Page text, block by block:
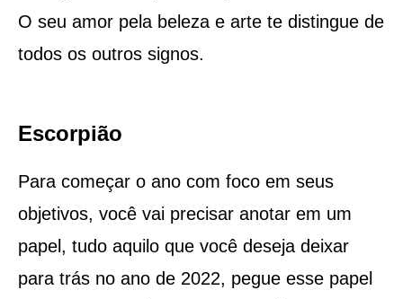
O seu amor pela beleza e arte te distingue de
todos os outros signos.
Escorpião
Para começar o ano com foco em seus
objetivos, você vai precisar anotar em um
papel, tudo aquilo que você deseja deixar
para trás no ano de 2022, pegue esse papel